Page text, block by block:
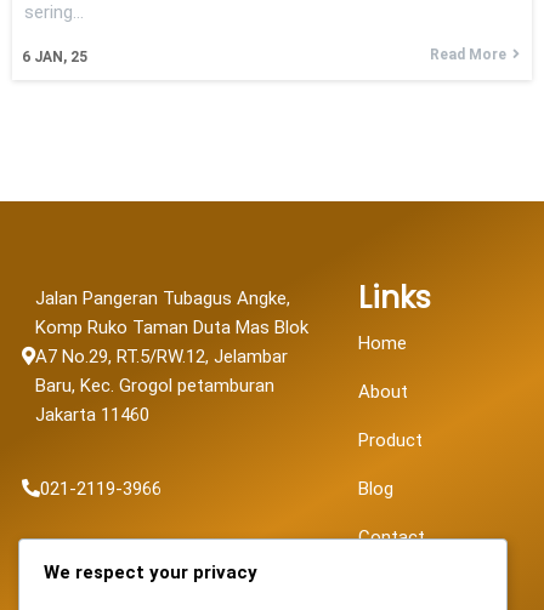
6 JAN, 25
sering…
Read More
Jalan Pangeran Tubagus Angke,
Komp Ruko Taman Duta Mas Blok
A7 No.29, RT.5/RW.12, Jelambar
Baru, Kec. Grogol petamburan
Jakarta 11460
021-2119-3966
sales@fortunapancaransakti.com
Links
Home
About
Product
Blog
Contact
We respect your privacy